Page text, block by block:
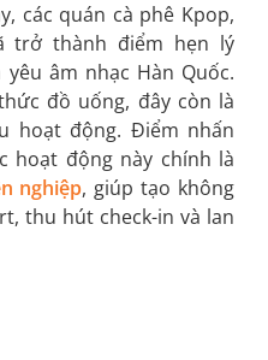
các quán cà phê Kpop,
trở thành điểm hẹn lý
âm nhạc Hàn Quốc.
đồ uống, đây còn là
hoạt động. Điểm nhấn
hoạt động này chính là
nghiệp, giúp tạo không
thu hút check-in và lan